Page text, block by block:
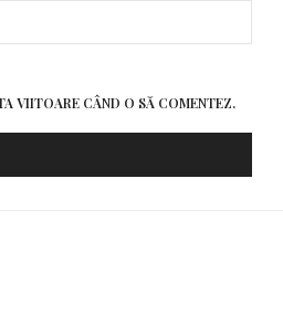
VIITOARE CÂND O SĂ COMENTEZ.